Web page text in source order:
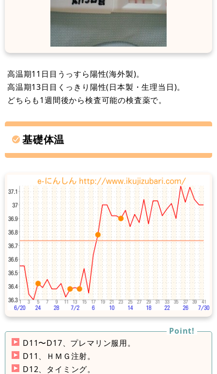
高温期11日目うっすら陽性(海外製)。
高温期13日目くっきり陽性(日本製・生理当日)。
どちらも1週間後から検査可能の検査薬で。
基礎体温
D11〜D17、プレマリン服用。
D11、ＨＭＧ注射。
D12、タイミング。